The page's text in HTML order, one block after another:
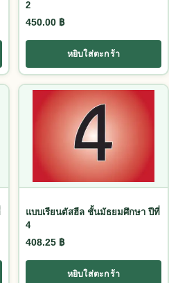
2
450.00 ฿
หยิบใส่ตะกร้า
แบบเรียนตัสฮีล ชั้นมัธยมศึกษา ปีที่
4
408.25 ฿
หยิบใส่ตะกร้า